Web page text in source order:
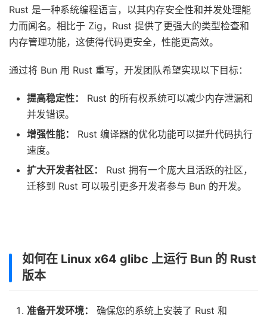
Rust 是一种系统编程语言，以其内存安全性和并发处理能
力而闻名。相比于 Zig，Rust 提供了更强大的类型检查和
内存管理功能，这使得代码更安全，性能更高效。
通过将 Bun 用 Rust 重写，开发团队希望实现以下目标：
提高稳定性：
Rust 的所有权系统可以减少内存泄漏和
并发错误。
增强性能：
Rust 编译器的优化功能可以提升代码执行
速度。
扩大开发者社区：
Rust 拥有一个庞大且活跃的社区，
迁移到 Rust 可以吸引更多开发者参与 Bun 的开发。
如何在 Linux x64 glibc 上运行 Bun 的 Rust
版本
准备开发环境：
确保您的系统上安装了 Rust 和